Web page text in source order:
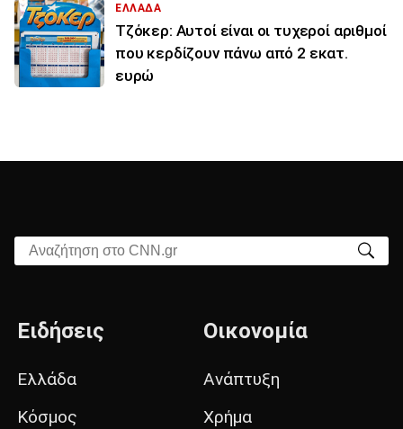
ΕΛΛΑΔΑ
Τζόκερ: Αυτοί είναι οι τυχεροί αριθμοί
που κερδίζουν πάνω από 2 εκατ.
ευρώ
Αναζήτηση στο CNN.gr
Ειδήσεις
Ελλάδα
Κόσμος
Οικονομία
Ανάπτυξη
Χρήμα